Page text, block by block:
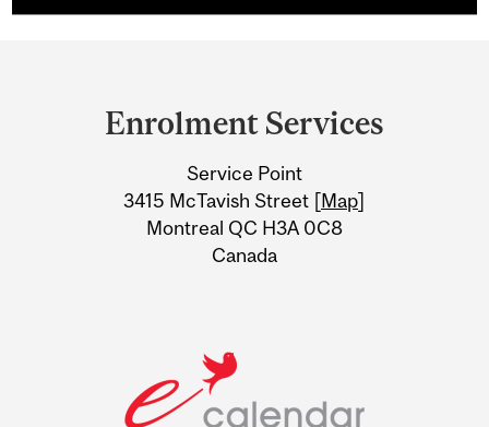
Information
Enrolment Services
Service Point
3415 McTavish Street [Map]
Montreal QC H3A 0C8
Canada